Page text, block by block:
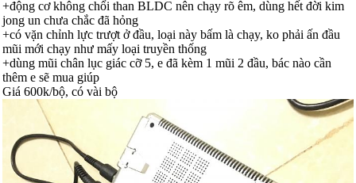
+động cơ không chổi than BLDC nên chạy rõ êm, dùng hết đời kim
jong un chưa chắc đã hỏng
+có vặn chỉnh lực trượt ở đầu, loại này bấm là chạy, ko phải ấn đầu
mũi mới chạy như mấy loại truyền thống
+dùng mũi chân lục giác cỡ 5, e đã kèm 1 mũi 2 đầu, bác nào cần
thêm e sẽ mua giúp
Giá 600k/bộ, có vài bộ